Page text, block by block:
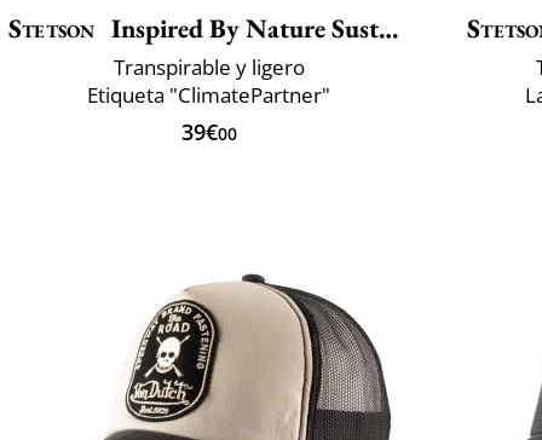
Stetson Inspired By Nature Sustainable
Transpirable y ligero
Etiqueta "ClimatePartner"
39€00